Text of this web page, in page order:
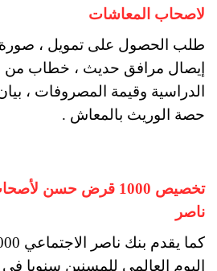
لاصحاب المعاشات
طلب الحصول على تمويل ، صورة
إيصال مرافق حديث ، خطاب من
الدراسية وقيمة المصروفات ،
حصة الوريث بالمعاش .
تخصيص 1000 قرض حسن
ناصر
اليوم العالمى للمسنين سنويا في